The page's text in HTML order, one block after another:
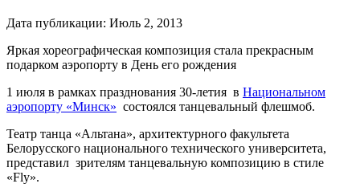
Дата публикации: Июль 2, 2013
Яркая хореографическая композиция стала прекрасным
подарком аэропорту в День его рождения
1 июля в рамках празднования 30-летия в Национальном
аэропорту «Минск» состоялся танцевальный флешмоб.
Театр танца «Альтана», архитектурного факультета
Белорусского национального технического университета,
представил зрителям танцевальную композицию в стиле
«Fly».